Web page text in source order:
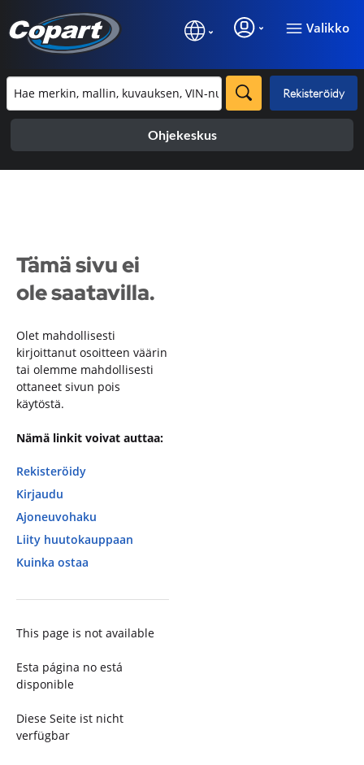
Valikko
Rekisteröidy
Ohjekeskus
Tämä sivu ei
ole saatavilla.
Olet mahdollisesti
kirjoittanut osoitteen väärin
tai olemme mahdollisesti
ottaneet sivun pois
käytöstä.
Nämä linkit voivat auttaa:
Rekisteröidy
Kirjaudu
Ajoneuvohaku
Liity huutokauppaan
Kuinka ostaa
This page is not available
Esta página no está
disponible
Diese Seite ist nicht
verfügbar